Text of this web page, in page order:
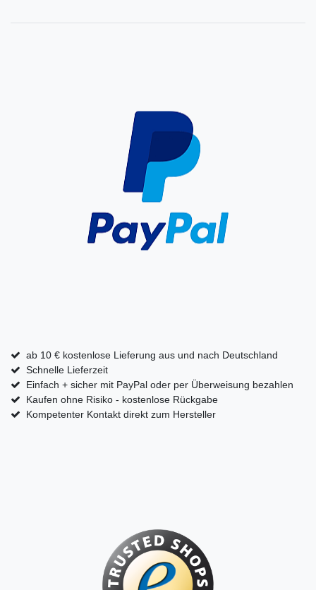
ab 10 € kostenlose Lieferung aus und nach Deutschland
Schnelle Lieferzeit
Einfach + sicher mit PayPal oder per Überweisung bezahlen
Kaufen ohne Risiko - kostenlose Rückgabe
Kompetenter Kontakt direkt zum Hersteller